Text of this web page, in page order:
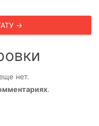
→
нет.
.